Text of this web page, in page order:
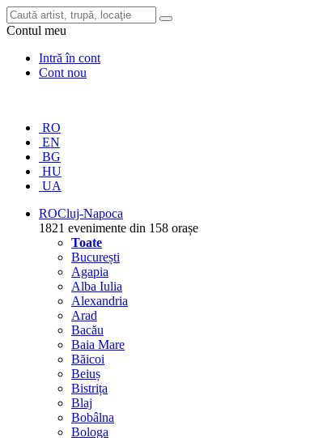
Contul meu
Intră în cont
Cont nou
RO
EN
BG
HU
UA
ROCluj-Napoca
1821 evenimente din 158 orașe
Toate
București
Agapia
Alba Iulia
Alexandria
Arad
Bacău
Baia Mare
Băicoi
Beiuș
Bistrița
Blaj
Bobâlna
Bologa